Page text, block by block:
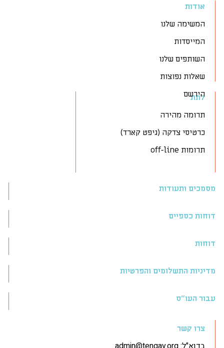
אודות
המשימה שלנו
המייסדות
השותפים שלנו
שאלות נפוצות
הירשם
לתת
תרומה מהירה
כרטיסי צדקה (גיפט קארד)
תרומות off-line
מסמכים ותעודות
דוחות כספיים
דוחות
מדיניות התשלומים והפרטיות
עבור העו״ס
צרו קשר